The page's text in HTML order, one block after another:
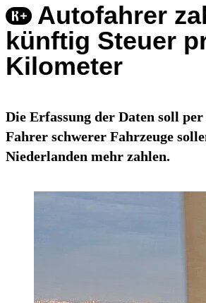
Autofahrer
künftig Steuer
Kilometer
Die Erfassung der Daten soll
Fahrer schwerer Fahrzeuge
Niederlanden mehr zahlen.